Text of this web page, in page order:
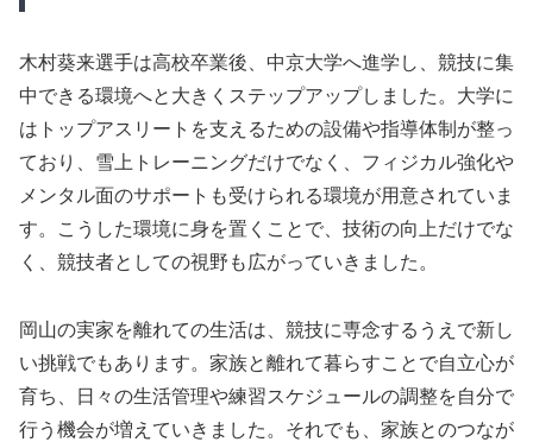
木村葵来選手は高校卒業後、中京大学へ進学し、競技に集
中できる環境へと大きくステップアップしました。大学に
はトップアスリートを支えるための設備や指導体制が整っ
ており、雪上トレーニングだけでなく、フィジカル強化や
メンタル面のサポートも受けられる環境が用意されていま
す。こうした環境に身を置くことで、技術の向上だけでな
く、競技者としての視野も広がっていきました。
岡山の実家を離れての生活は、競技に専念するうえで新し
い挑戦でもあります。家族と離れて暮らすことで自立心が
育ち、日々の生活管理や練習スケジュールの調整を自分で
行う機会が増えていきました。それでも、家族とのつなが